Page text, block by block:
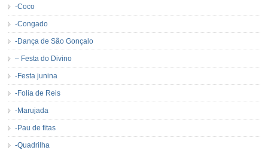
-Coco
-Congado
-Dança de São Gonçalo
– Festa do Divino
-Festa junina
-Folia de Reis
-Marujada
-Pau de fitas
-Quadrilha